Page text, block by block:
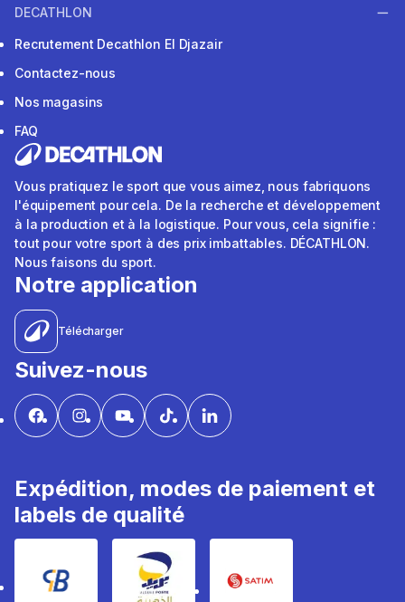
DECATHLON
Recrutement Decathlon El Djazair
Contactez-nous
Nos magasins
FAQ
Vous pratiquez le sport que vous aimez, nous fabriquons
l'équipement pour cela. De la recherche et développement
à la production et à la logistique. Pour vous, cela signifie :
tout pour votre sport à des prix imbattables. DÉCATHLON.
Nous faisons du sport.
Notre application
Télécharger
Suivez-nous
Expédition, modes de paiement et
labels de qualité